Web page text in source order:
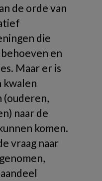
de orde van
die
en
Maar er is
kwalen
(ouderen,
naar de
komen.
vraag naar